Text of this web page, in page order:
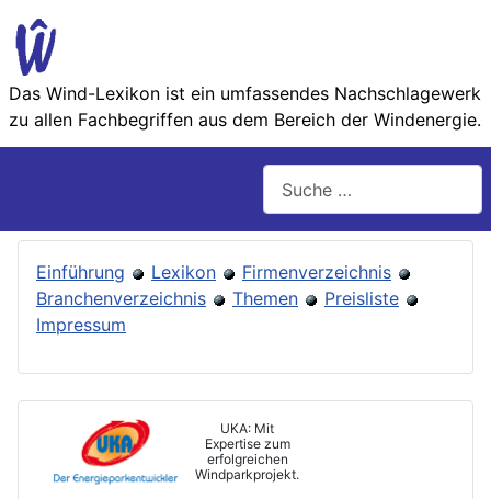
Das Wind-Lexikon ist ein umfassendes Nachschlage­werk
zu allen Fachbegriffen aus dem Bereich der Wind­energie.
Einführung Lexikon
Firmenverzeichnis
Branchenverzeichnis
Themen
Preisliste
Impressum
UKA: Mit
Expertise zum
erfolgreichen
Windparkprojekt.